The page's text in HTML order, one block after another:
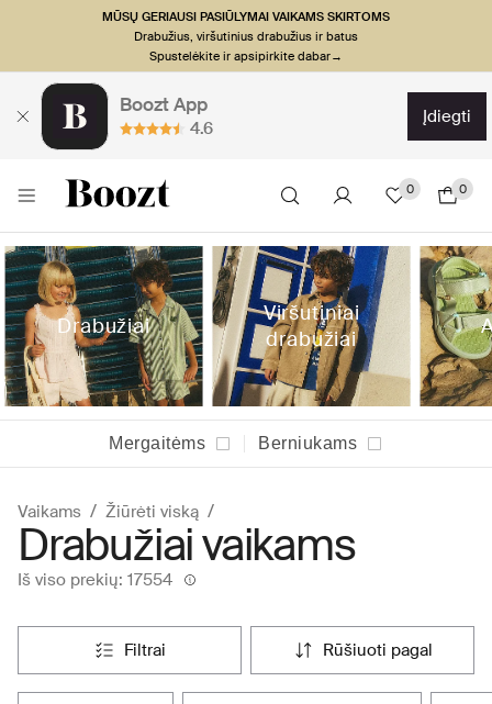
MŪSŲ GERIAUSI PASIŪLYMAI VAIKAMS SKIRTOMS
Drabužius, viršutinius drabužius ir batus
Spustelėkite ir apsipirkite dabar→
Boozt App
4.6
įdiegti
0 0
Drabužiai
Viršutiniai
drabužiai
Mergaitėms Berniukams
Vaikams Žiūrėti viską
Drabužiai vaikams
Iš viso prekių: 17554
filtrai rūšiuoti pagal